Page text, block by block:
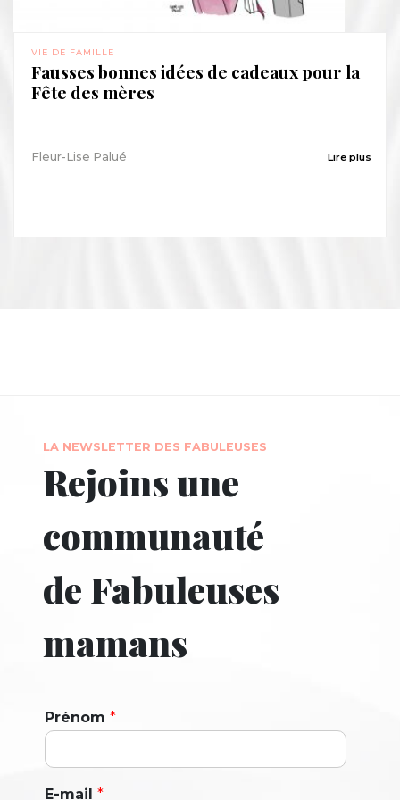
VIE DE FAMILLE
Fausses bonnes idées de cadeaux pour la
Fête des mères
Fleur-Lise Palué Lire plus
LA NEWSLETTER DES FABULEUSES
Rejoins une
communauté
de Fabuleuses
mamans
Prénom *
E-mail *